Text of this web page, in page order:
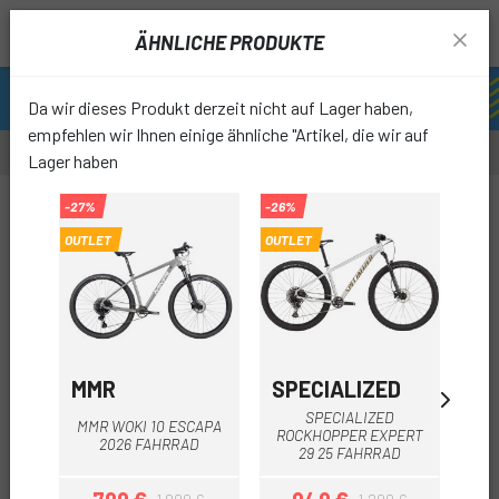
OUTLET
ÄHNLICHE PRODUKTE
Da wir dieses Produkt derzeit nicht auf Lager haben,
empfehlen wir Ihnen einige ähnliche "Artikel, die wir auf
Lager haben
-27%
OUTLET
MMR
MMR WOKI 10 ESCAPA
2026 FAHRRAD
-26%
OUTLET
SPECIALIZED
SPECIALIZED
ROCKHOPPER EXPERT
29 25 FAHRRAD